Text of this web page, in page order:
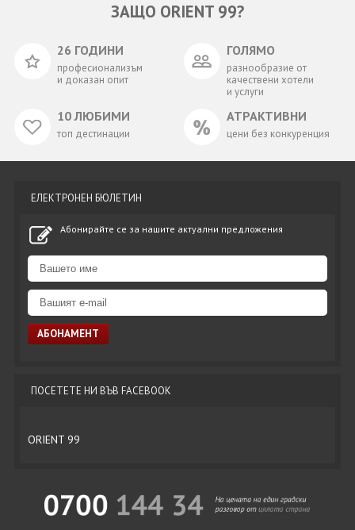
ЗАЩО ORIENT 99?
26 ГОДИНИ
професионализъм
и доказан опит
ГОЛЯМО
разнообразие от
качествени хотели
и услуги
10 ЛЮБИМИ
топ дестинации
АТРАКТИВНИ
цени без конкуренция
ЕЛЕКТРОНЕН БЮЛЕТИН
Абонирайте се за нашите актуални предложения
ПОСЕТЕТЕ НИ ВЪВ FACEBOOK
ORIENT 99